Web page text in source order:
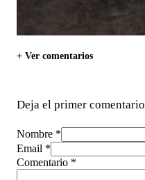
+ Ver comentarios
Deja el primer comentario
Nombre *
Email *
Comentario *